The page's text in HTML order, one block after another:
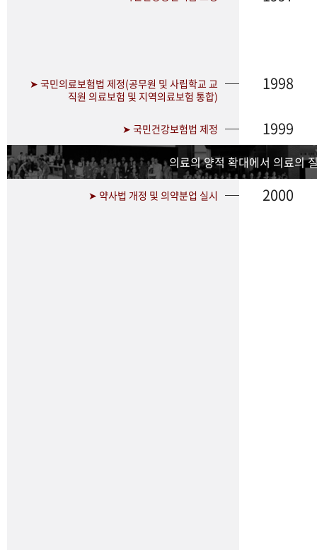
➤ 국민의료보험법 제정(공무원 및 사립학교 교
직원 의료보험 및 지역의료보험 통합)
1998
➤ 국민건강보험법 제정 1999
의료의 양적 확대에서 의료의
➤ 약사법 개정 및 의약분업 실시 2000